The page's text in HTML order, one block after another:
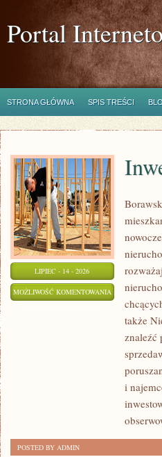
Portal
STRONA GŁÓWNA SPIS TREŚCI
LIPIEC - 14 - 2026
MOŻLIWOŚĆ KOMENTOWANIA INWESTOWANIE
także
znaleźć
i
POSTED BY ADMIN